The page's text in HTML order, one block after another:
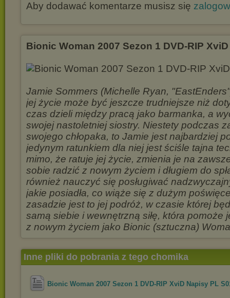
Aby dodawać komentarze musisz się
Bionic Woman 2007 Sezon 1 DVD-RIP
Jamie Sommers (Michelle Ryan,
jej życie może być jeszcze trudniejsze niż
czas dzieli między pracą jako barmanka, a
swojej nastoletniej siostry. Niestety podczas
swojego chłopaka, to Jamie jest najbardziej
jedynym ratunkiem dla niej jest ściśle tajna
mimo, że ratuje jej życie, zmienia je na
sobie radzić z nowym życiem i długiem do
również nauczyć się posługiwać
jakie posiadła, co wiąże się z dużym
zasadzie jest to jej podróż, w czasie której
samą siebie i wewnętrzną siłę, która pomoże
z nowym życiem jako Bionic (sztuczna)
Inne pliki do pobrania z tego chomika
Bionic Woman 2007 Sezon 1 DVD-RIP XviD Napisy PL